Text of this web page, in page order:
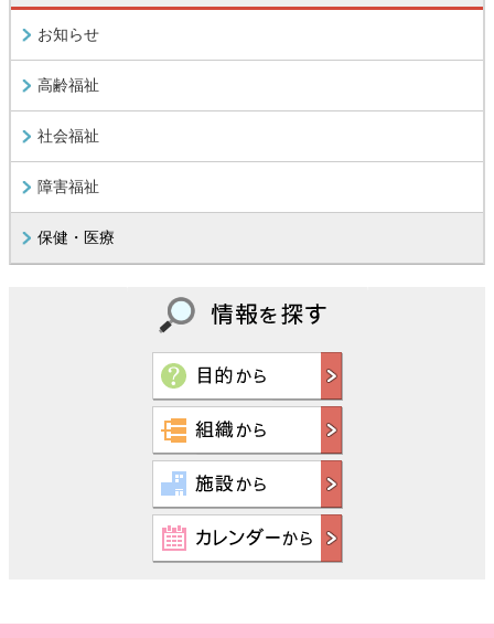
お知らせ
高齢福祉
社会福祉
障害福祉
保健・医療